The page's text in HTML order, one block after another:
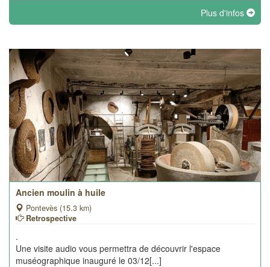
Plus d'infos
Ancien moulin à huile
Pontevès (15.3 km)
Retrospective
.
Une visite audio vous permettra de découvrir l'espace
muséographique inauguré le 03/12[...]